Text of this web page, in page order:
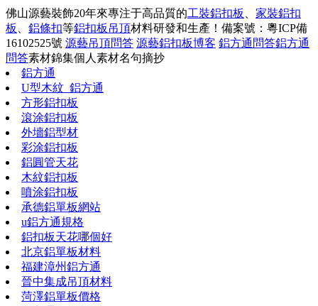
佛山源藝裝飾20年來專注于高品質的工裝鋁扣板 、 家裝鋁扣
板 、 鋁條扣等鋁扣板吊頂材料研發和生產！ 備案號：粵ICP備
16102525號 源藝吊頂問答 源藝鋁扣板博客 鋁方通問答鋁方通
問答素材錦集個人素材名句摘抄
鋁方通
U型木紋_鋁方通
方形鋁扣板
滾涂鋁扣板
外墻鋁型材
彩涂鋁扣板
鋁圓管天花
木紋鋁扣板
噴涂鋁扣板
承德鋁單板網站
u鋁方通規格
鋁扣板天花哪個好
北京鋁單板材料
福建漳州鋁方通
晉中集成吊頂材料
菏澤鋁單板價格